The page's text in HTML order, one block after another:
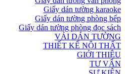
Giấy dán tường karaoke
Giấy dán tường phòng bếp
Giấy dán tường phòng đọc sách
VẢI DÁN TƯỜNG
THIẾT KẾ NỘI THẤT
GIỚI THIỆU
TƯ VẤN